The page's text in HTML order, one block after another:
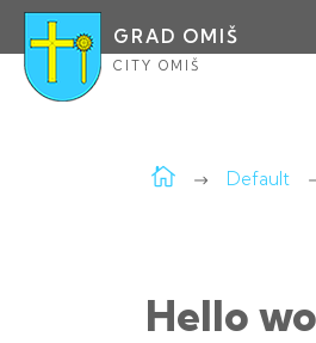
GRAD OMIŠ
CITY OMIŠ
Default
Hello